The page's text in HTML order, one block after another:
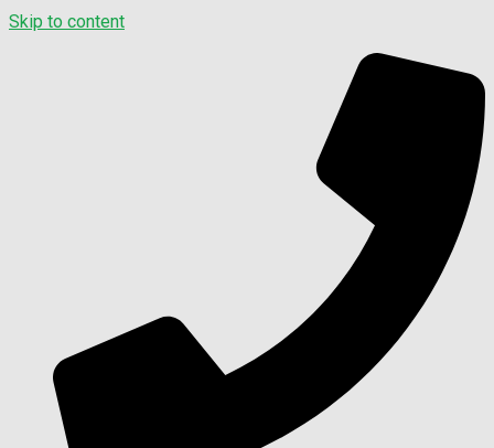
Skip to content